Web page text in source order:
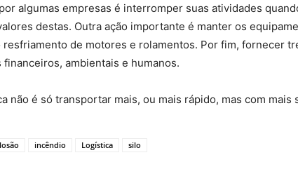
algumas empresas é interromper suas atividades
destas. Outra ação importante é manter os
de motores e rolamentos. Por fim, fornecer
ambientais e humanos.
não é só transportar mais, ou mais rápido, mas com mais
incêndio Logística silo